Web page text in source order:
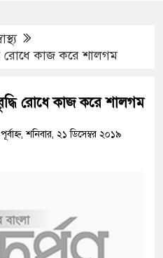
রোধে কাজ করে শালগম
রোধে কাজ করে শালগম
শনিবার, ২১ ডিসেম্বর ২০১৯